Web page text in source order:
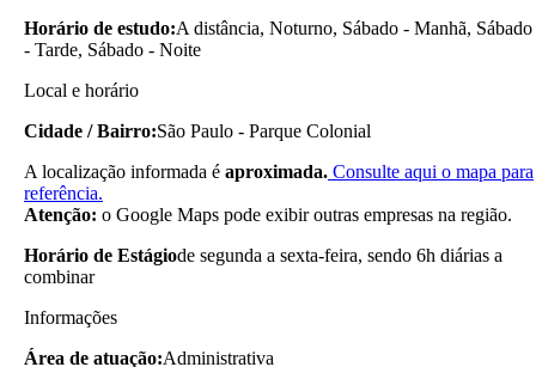
Horário de estudo:A distância, Noturno, Sábado - Manhã, Sábado
- Tarde, Sábado - Noite
Local e horário
Cidade / Bairro:São Paulo - Parque Colonial
A localização informada é aproximada. Consulte aqui o mapa para
referência.
Atenção: o Google Maps pode exibir outras empresas na região.
Horário de Estágiode segunda a sexta-feira, sendo 6h diárias a
combinar
Informações
Área de atuação:Administrativa